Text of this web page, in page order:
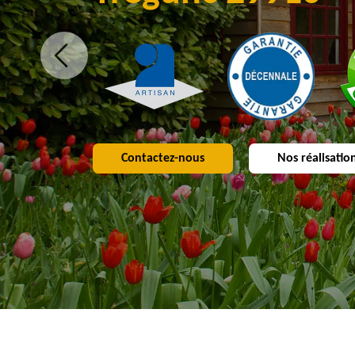
Contactez-nous Nos